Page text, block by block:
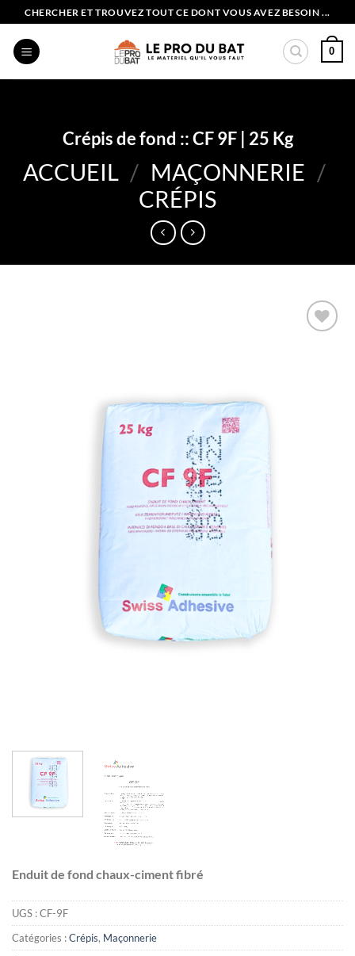
Passer
au
contenu
CHERCHER ET TROUVEZ TOUT CE DONT VOUS AVEZ BESOIN ...
0
Crépis de fond :: CF 9F | 25 Kg
ACCUEIL / MAÇONNERIE /
CRÉPIS
Enduit de fond chaux-ciment fibré
UGS :CF-9F
Catégories :Crépis, Maçonnerie